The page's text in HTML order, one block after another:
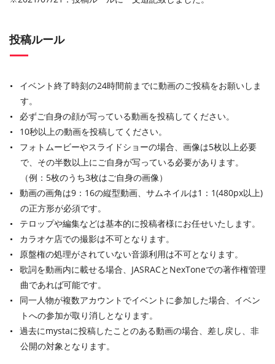
投稿ルール
イベント終了時刻の24時間前までに動画のご投稿をお願いしま
す。
必ずご自身の顔が写っている動画を投稿してください。
10秒以上の動画を投稿してください。
フォトムービーやスライドショーの場合、画像は5枚以上必要
で、その半数以上にご自身が写っている必要があります。
（例：5枚のうち3枚はご自身の画像）
動画の画角は9：16の縦型動画、サムネイルは1：1(480px以上)
の正方形が必須です。
テロップや編集などは基本的に投稿者様にお任せいたします。
カラオケ店での撮影は不可となります。
原盤権の処理がされていない音源利用は不可となります。
歌詞を動画内に載せる場合、JASRACとNexToneでの著作権管理
曲であれば可能です。
同一人物が複数アカウントでイベントに参加した場合、イベン
トへの参加が取り消しとなります。
過去にmystaに投稿したことのある動画の場合、差し戻し、非
公開の対象となります。